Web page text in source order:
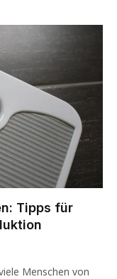
Tipps für
Menschen von